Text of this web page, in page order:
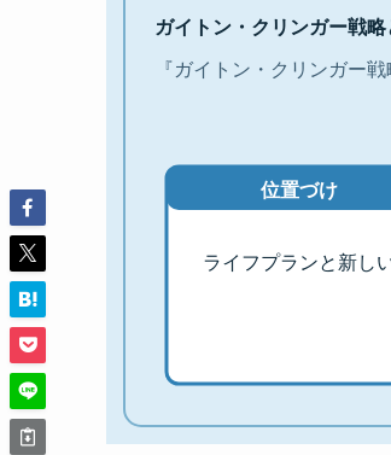
ガイトン・クリンガー戦略
『ガイトン・クリンガー
位置づけ
ライフプランと新し